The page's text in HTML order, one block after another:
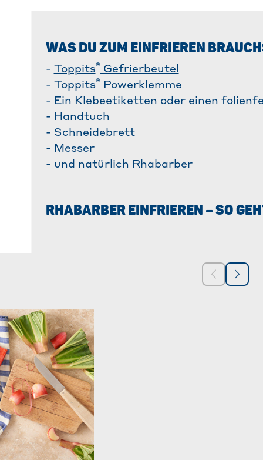
WAS DU ZUM EINFRIEREN
- Toppits®Gefrierbeutel
- Toppits®Powerklemme
- Ein Klebeetiketten oder einen
- Handtuch
- Schneidebrett
- Messer
- und natürlich Rhabarber
RHABARBER EINFRIEREN – SO